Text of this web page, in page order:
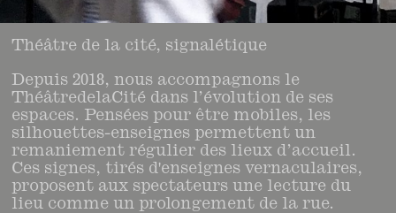
Théâtre de la cité, signalétique
Depuis 2018, nous accompagnons le
ThéâtredelaCité dans l’évolution de ses
espaces. Pensées pour être mobiles, les
silhouettes-enseignes permettent un
remaniement régulier des lieux d’accueil.
Ces signes, tirés d'enseignes vernaculaires,
proposent aux spectateurs une lecture du
lieu comme un prolongement de la rue.